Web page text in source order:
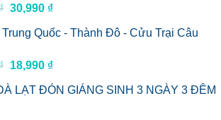
Giá
là:
30,990 ₫Giá
tại
30,990 ₫.
Trung Quốc - Thành Đô - Cửu Trại Câu
Giá
là:
18,990 ₫Giá
tại
LẠT ĐÓN GIÁNG SINH 3 NGÀY 3 ĐÊM